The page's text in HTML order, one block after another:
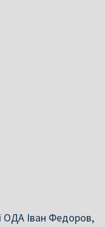
ОДА Іван Федоров,